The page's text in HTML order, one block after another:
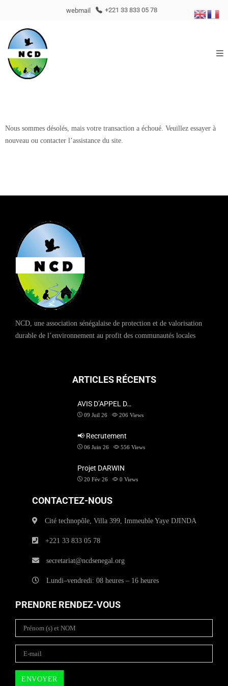
webmail +221 33 833 05 78
Nous sommes désolés, mais votre transaction a échoué. Veuillez essayer à
nouveau ou contacter l’assistance du site.
NCD, une association sénégalaise de protection et de valorisation
durable de l’environnement au profit des communautés locales
ARTICLES RÉCENTS
AVIS D’APPEL D…
09 Juil 26 206 Views
📢 Recrutement
06 Juin 26 556 Views
Projet DARWIN
20 Fév 26 0 Views
CONTACTEZ-NOUS
Cité technopôle, Villa 399, Immeuble Yaye DJINDA
+221 33 833 05 78
secretariat@ncdsenegal.org
Lundi–vendredi: 08 heures – 16 heures
PRENDRE RENDEZ-VOUS